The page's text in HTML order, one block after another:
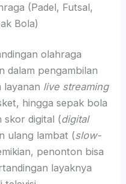
(Padel, Futsal,
Bola)
olahraga
dalam pengambilan
layanan live streaming
hingga sepak bola
skor digital (digital
ulang lambat (slow-
penonton bisa
layaknya